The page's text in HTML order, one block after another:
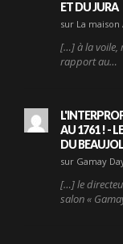
ET DU JURA
sur La
[…] à la voile,
rapport au…
AU 1761 ! -
DU
sur Gamay
[…] le
salon «